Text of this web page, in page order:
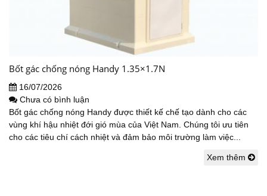
Bốt gác chống nóng Handy 1.35×1.7N
16/07/2026
Chưa có bình luận
Bốt gác chống nóng Handy được thiết kế chế tạo dành cho các
vùng khí hậu nhiệt đới gió mùa của Việt Nam. Chúng tôi ưu tiên
cho các tiêu chí cách nhiệt và đảm bảo môi trường làm việc...
Xem thêm